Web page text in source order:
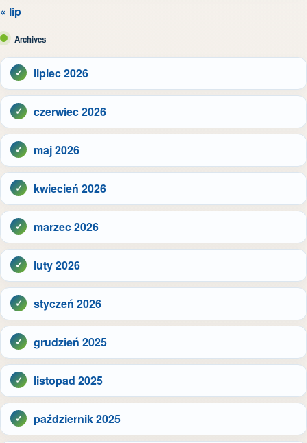
« lip
Archives
lipiec 2026
czerwiec 2026
maj 2026
kwiecień 2026
marzec 2026
luty 2026
styczeń 2026
grudzień 2025
listopad 2025
październik 2025